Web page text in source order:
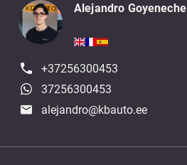
Alejandro Goyeneche
+37256300453
37256300453
alejandro@kbauto.ee